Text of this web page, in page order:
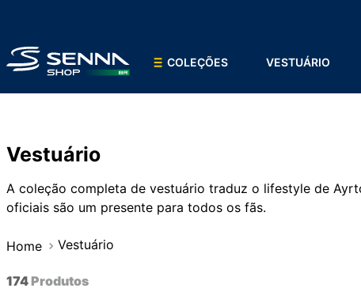
COLEÇÕES VESTUÁRIO
Vestuário
A coleção completa de vestuário traduz o lifestyle de
oficiais são um presente para todos os fãs.
Vestuário
174Produtos